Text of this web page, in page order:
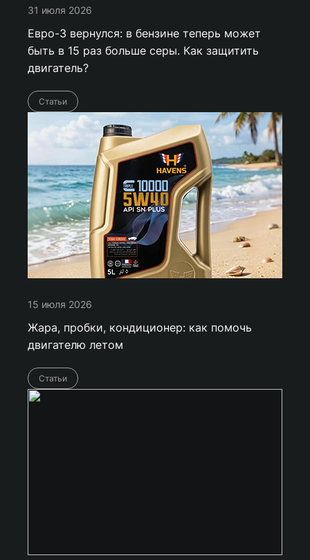
31 июля 2026
Евро-3 вернулся: в бензине теперь может
быть в 15 раз больше серы. Как защитить
двигатель?
Статьи
15 июля 2026
Жара, пробки, кондиционер: как помочь
двигателю летом
Статьи